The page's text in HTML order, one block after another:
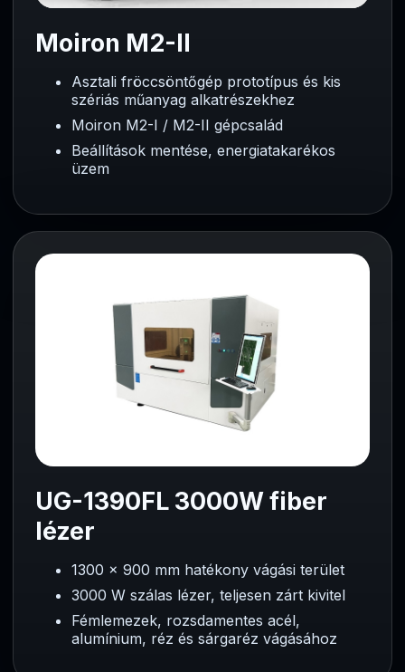
Moiron M2-II
Asztali fröccsöntőgép prototípus és kis
szériás műanyag alkatrészekhez
Moiron M2-I / M2-II gépcsalád
Beállítások mentése, energiatakarékos
üzem
UG-1390FL 3000W fiber
lézer
1300 × 900 mm hatékony vágási terület
3000 W szálas lézer, teljesen zárt kivitel
Fémlemezek, rozsdamentes acél,
alumínium, réz és sárgaréz vágásához